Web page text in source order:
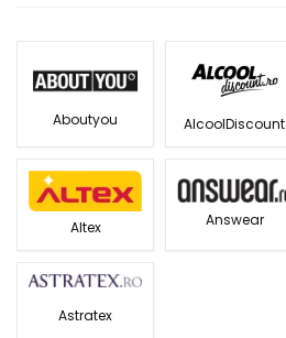
Aboutyou AlcoolDiscount
Altex Answear
Astratex